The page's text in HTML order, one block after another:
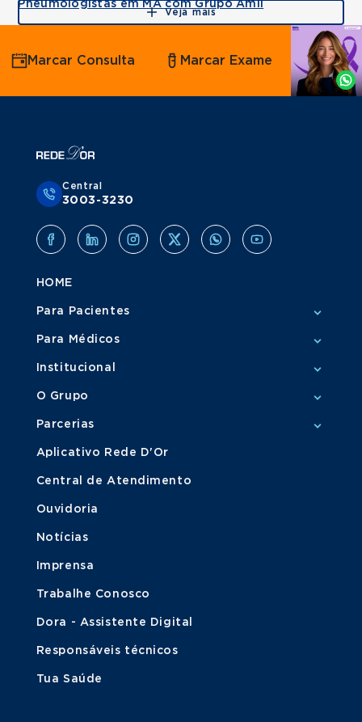
Pneumologistas em MA com Grupo Amil
Veja mais
Agende
por
Whatsapp
Marcar Consulta Marcar Exame
Central
3003-3230
HOME
Para Pacientes
Para Médicos
Institucional
O Grupo
Parcerias
Aplicativo Rede D'Or
Central de Atendimento
Ouvidoria
Notícias
Imprensa
Trabalhe Conosco
Dora - Assistente Digital
Responsáveis técnicos
Tua Saúde